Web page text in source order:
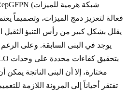
يوجد في البنى السابقة. وعلى
تفتقر أحياناً إلى المرونة اللازمة